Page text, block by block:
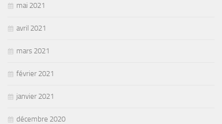
mai 2021
avril 2021
mars 2021
février 2021
janvier 2021
décembre 2020